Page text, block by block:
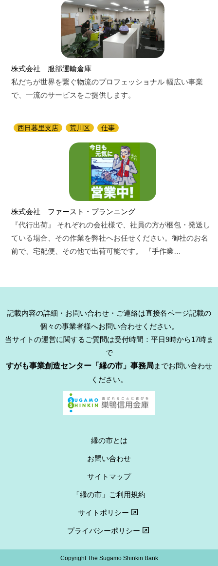
株式会社 服部運輸倉庫
私だちが世界を繋ぐ物流のプロフェッショナル 幅広い事業
で、一流のサービスをご提供します。
西日暮里支店 荒川区 仕事
株式会社 ファースト・プランニング
『代行出荷』 それぞれの会社様で、社員の方が梱包・発送し
ている場合、その作業を弊社へお任せください。御社のお名
前で、宅配便、その他で出荷可能です。 『手作業…
記載内容の詳細・お問い合わせ・ご連絡は直接各ページ記載の
個々の事業者様へお問い合わせください。
当サイトの運営に関するご質問は受付時間：平日9時から17時ま
で
すがも事業創造センター「縁の市」事務局までお問い合わせ
ください。
縁の市とは
お問い合わせ
サイトマップ
「縁の市」ご利用規約
サイトポリシー
プライバシーポリシー
Copyright The Sugamo Shinkin Bank